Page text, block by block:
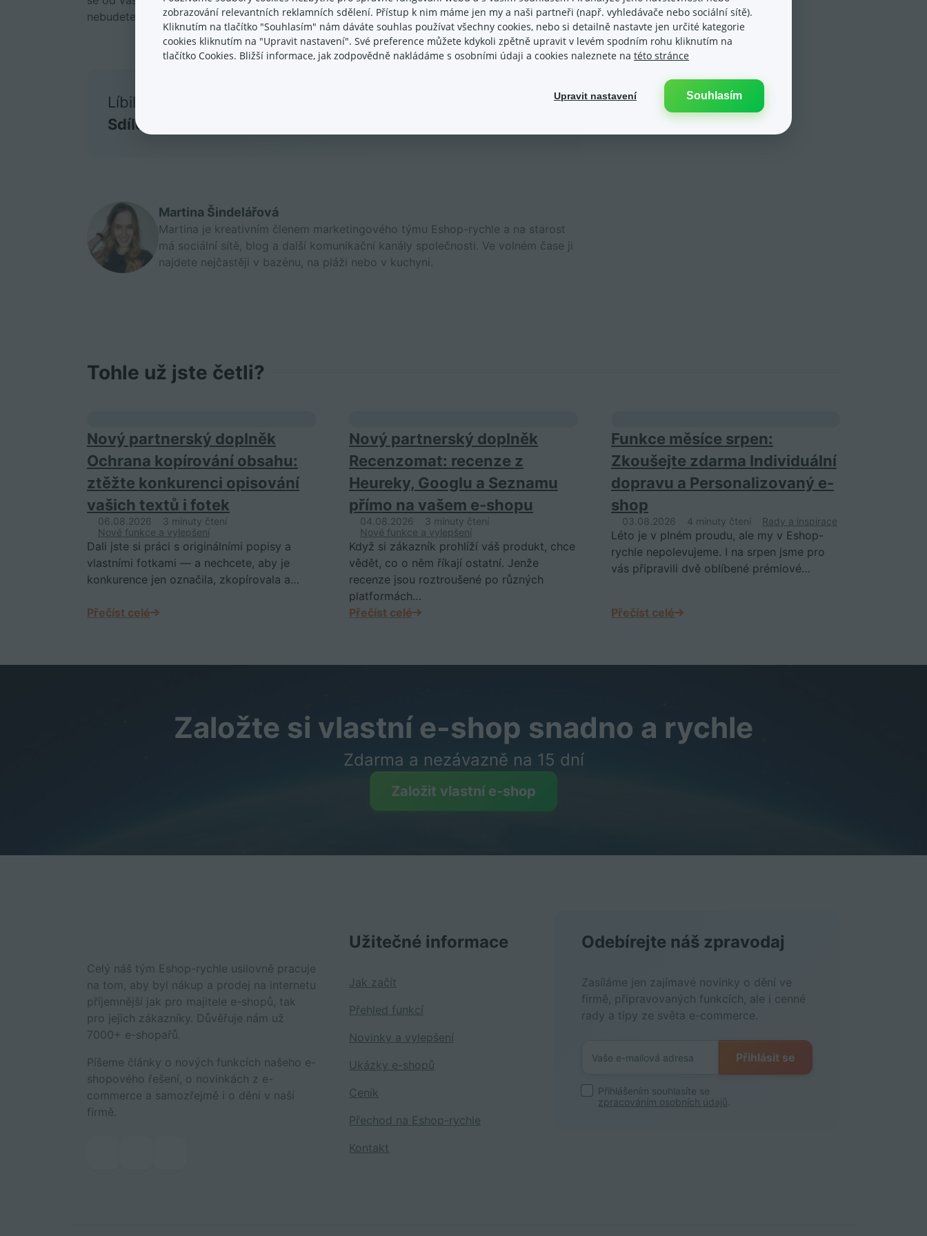
nebudete hradit.
Líbil se vám článek?
Sdílejte ho s přáteli!
Martina Šindelářová
Martina je kreativním členem marketingového týmu Eshop-rychle a na starost
má sociální sítě, blog a další komunikační kanály společnosti. Ve volném čase ji
najdete nejčastěji v bazénu, na pláži nebo v kuchyni.
Tohle už jste četli?
Nový partnerský doplněk
Ochrana kopírování obsahu:
ztěžte konkurenci opisování
vašich textů i fotek
06.08.2026
3 minuty čtení
Nové funkce a vylepšení
Dali jste si práci s originálními popisy a
vlastními fotkami — a nechcete, aby je
konkurence jen označila, zkopírovala a…
Přečíst celé
Nový partnerský doplněk
Recenzomat: recenze z
Heureky, Googlu a Seznamu
přímo na vašem e-shopu
04.08.2026
3 minuty čtení
Nové funkce a vylepšení
Když si zákazník prohlíží váš produkt, chce
vědět, co o něm říkají ostatní. Jenže
recenze jsou roztroušené po různých
platformách…
Přečíst celé
Funkce měsíce srpen:
Zkoušejte zdarma Individuální
dopravu a Personalizovaný e-
shop
03.08.2026 4 minuty čtení Rady a inspirace
Léto je v plném proudu, ale my v Eshop-
rychle nepolevujeme. I na srpen jsme pro
vás připravili dvě oblíbené prémiové…
Přečíst celé
Založte si vlastní e-shop snadno a rychle
Zdarma a nezávazně na 15 dní
Založit vlastní e-shop
Celý náš tým Eshop-rychle usilovně pracuje
na tom, aby byl nákup a prodej na internetu
příjemnější jak pro majitele e-shopů, tak
pro jejich zákazníky. Důvěřuje nám už
7000+ e-shopařů.
Píšeme články o nových funkcích našeho e-
shopového řešení, o novinkách z e-
commerce a samozřejmě i o dění v naší
firmě.
Užitečné informace
Jak začít
Přehled funkcí
Novinky a vylepšení
Ukázky e-shopů
Ceník
Přechod na Eshop-rychle
Kontakt
Odebírejte náš zpravodaj
Zasíláme jen zajímavé novinky o dění ve
firmě, připravovaných funkcích, ale i cenné
rady a tipy ze světa e-commerce.
Přihlásit se
Přihlášením souhlasíte se
zpracováním osobních údajů
zobrazování relevantních reklamních sdělení. Přístup k nim máme jen my a naši partneři (např. vyhledávače nebo sociální sítě).
Kliknutím na tlačítko "Souhlasím" nám dáváte souhlas používat všechny cookies, nebo si detailně nastavte jen určité kategorie
cookies kliknutím na "Upravit nastavení". Své preference můžete kdykoli zpětně upravit v levém spodním rohu kliknutím na
tlačítko Cookies. Bližší informace, jak zodpovědně nakládáme s osobními údaji a cookies naleznete na této stránce
Souhlasím
Upravit nastavení